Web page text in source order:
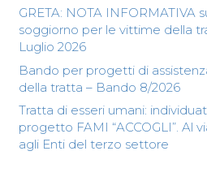
GRETA: NOTA INFORMATIVA
soggiorno per le vittime della
Luglio 2026
Bando per progetti di
della tratta – Bando 8/2026
Tratta di esseri umani:
progetto FAMI “ACCOGLI”. Al
agli Enti del terzo settore